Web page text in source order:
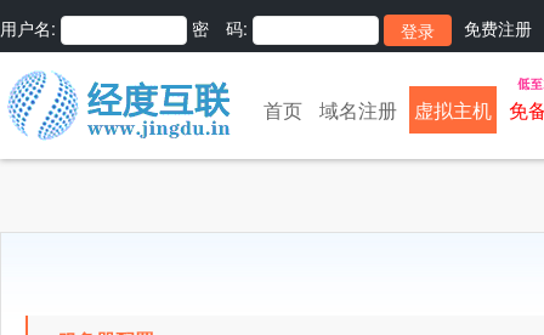
用户名: 密 码: 免费注册
首页 域名注册 虚拟主机 免